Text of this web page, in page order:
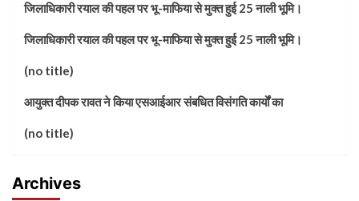
जिलाधिकारी रयाल की पहल पर भू-माफिया से मुक्त हुई 25 नाली भूमि।
जिलाधिकारी रयाल की पहल पर भू-माफिया से मुक्त हुई 25 नाली भूमि।
(no title)
आयुक्त दीपक रावत ने किया एसआईआर संबधित विसंगति कार्यों का
(no title)
Archives